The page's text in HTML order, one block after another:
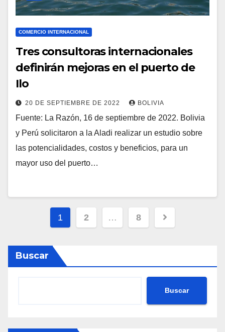
COMERCIO INTERNACIONAL
Tres consultoras internacionales
definirán mejoras en el puerto de
Ilo
20 DE SEPTIEMBRE DE 2022 BOLIVIA
Fuente: La Razón, 16 de septiembre de 2022. Bolivia
y Perú solicitaron a la Aladi realizar un estudio sobre
las potencialidades, costos y beneficios, para un
mayor uso del puerto…
1 2 … 8
Buscar
Buscar